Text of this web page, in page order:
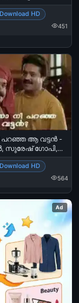
Download HD
451
ആ വട്ടന്‍ -
സുരേഷ് ഗോപി,
- Ithaano nee
-
- Mohanlal,
Download HD
564
Ad